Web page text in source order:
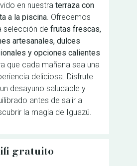
en nuestra terraza con
a la piscina. Ofrecemos
selección de frutas frescas,
artesanales, dulces
y opciones calientes
que cada mañana sea una
deliciosa. Disfrute
desayuno saludable y
antes de salir a
la magia de Iguazú.
gratuito